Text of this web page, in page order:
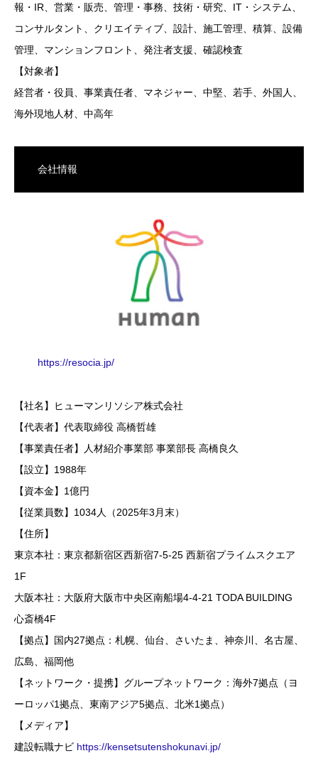
報・IR、営業・販売、管理・事務、技術・研究、IT・システム、
コンサルタント、クリエイティブ、設計、施工管理、積算、設備
管理、マンションフロント、発注者支援、確認検査
【対象者】
経営者・役員、事業責任者、マネジャー、中堅、若手、外国人、
海外現地人材、中高年
会社情報
https://resocia.jp/
【社名】ヒューマンリソシア株式会社
【代表者】代表取締役 高橋哲雄
【事業責任者】人材紹介事業部 事業部長 高橋良久
【設立】1988年
【資本金】1億円
【従業員数】1034人（2025年3月末）
【住所】
東京本社：東京都新宿区西新宿7-5-25 西新宿プライムスクエア
1F
大阪本社：大阪府大阪市中央区南船場4-4-21 TODA BUILDING
心斎橋4F
【拠点】国内27拠点：札幌、仙台、さいたま、神奈川、名古屋、
広島、福岡他
【ネットワーク・提携】グループネットワーク：海外7拠点（ヨ
ーロッパ1拠点、東南アジア5拠点、北米1拠点）
【メディア】
建設転職ナビ https://kensetsutenshokunavi.jp/